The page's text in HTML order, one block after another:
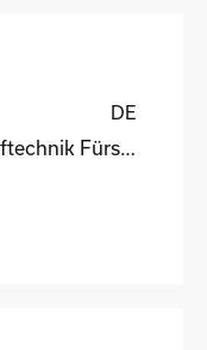
DE
GKT Gummi- und Kunststofftechnik Fürstenwalde Gmb